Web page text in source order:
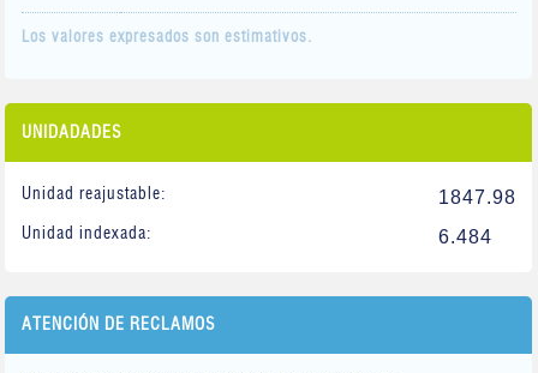
Los valores expresados son estimativos.
UNIDADADES
Unidad reajustable: 1847.98
Unidad indexada: 6.484
ATENCIÓN DE RECLAMOS